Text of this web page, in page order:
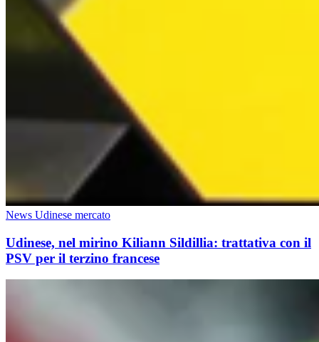
News Udinese mercato
Udinese, nel mirino Kiliann Sildillia: trattativa con il
PSV per il terzino francese